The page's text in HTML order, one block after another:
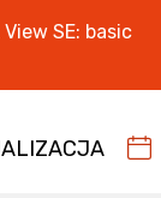
SE: basic